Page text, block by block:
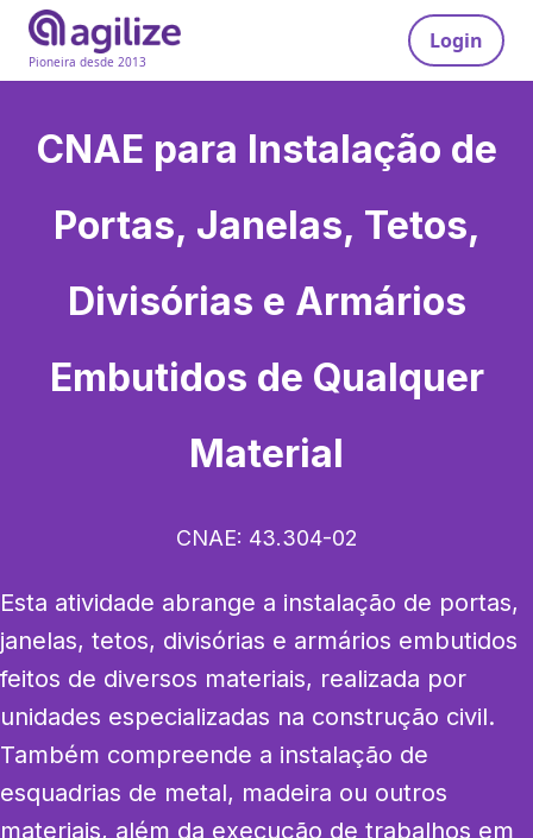
Pioneira desde 2013
Login
CNAE para Instalação de
Portas, Janelas, Tetos,
Divisórias e Armários
Embutidos de Qualquer
Material
CNAE: 43.304-02
Esta atividade abrange a instalação de portas,
janelas, tetos, divisórias e armários embutidos
feitos de diversos materiais, realizada por
unidades especializadas na construção civil.
Também compreende a instalação de
esquadrias de metal, madeira ou outros
materiais, além da execução de trabalhos em